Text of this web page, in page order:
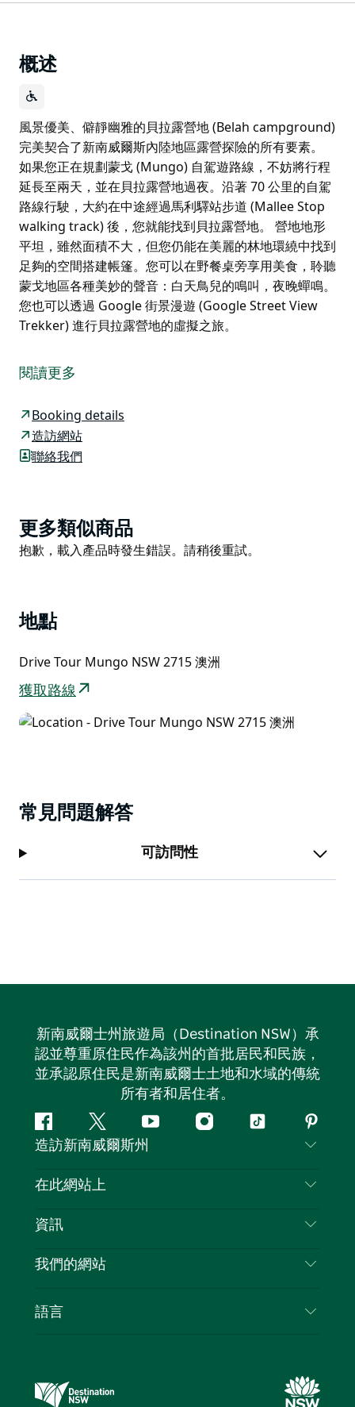
概述
風景優美、僻靜幽雅的貝拉露營地 (Belah campground)
完美契合了新南威爾斯內陸地區露營探險的所有要素。
如果您正在規劃蒙戈 (Mungo) 自駕遊路線，不妨將行程
延長至兩天，並在貝拉露營地過夜。沿著 70 公里的自駕
路線行駛，大約在中途經過馬利驛站步道 (Mallee Stop
walking track) 後，您就能找到貝拉露營地。 營地地形
平坦，雖然面積不大，但您仍能在美麗的林地環繞中找到
足夠的空間搭建帳篷。您可以在野餐桌旁享用美食，聆聽
蒙戈地區各種美妙的聲音：白天鳥兒的鳴叫，夜晚蟬鳴。
您也可以透過 Google 街景漫遊 (Google Street View
Trekker) 進行貝拉露營地的虛擬之旅。
完美契合了新南威爾斯內陸地區露營探險的所有要素。
延長至兩天，並在貝拉露營地過夜。沿著 70 公里的自駕
路線行駛，大約在中途經過馬利驛站步道 (Mallee Stop
walking track) 後，您就能找到貝拉露營地。
食，聆聽蒙戈地區各種美妙的聲音：白天鳥兒的鳴叫，夜
晚蟬鳴。
閱讀更多
Booking details
造訪網站
聯絡我們
Product
List
更多類似商品
Product
抱歉，載入產品時發生錯誤。請稍後重試。
地點
Drive Tour Mungo NSW 2715 澳洲
獲取路線
常見問題解答
可訪問性
新南威爾士州旅遊局（Destination NSW）承
認並尊重原住民作為該州的首批居民和民族，
並承認原住民是新南威爾士土地和水域的傳統
所有者和居住者。
Facebook嘰
嘰
喳
Youtube Instagram
抖
造訪新南威爾斯州
聯絡我們
隱私
Cookie 通知
在此網站上
目的地
新南威爾士州公路旅行
活動
資訊
旅行資訊
新南威爾士州的商業
我們的網站
語言